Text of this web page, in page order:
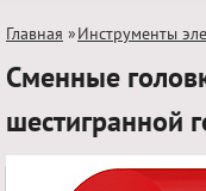
Главная »Инструменты
Сменные
шестигранной